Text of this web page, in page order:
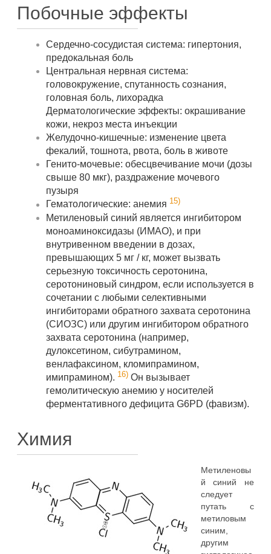
Побочные эффекты
Сердечно-сосудистая система: гипертония,
предокальная боль
Центральная нервная система:
головокружение, спутанность сознания,
головная боль, лихорадка
Дерматологические эффекты: окрашивание
кожи, некроз места инъекции
Желудочно-кишечные: изменение цвета
фекалий, тошнота, рвота, боль в животе
Генито-мочевые: обесцвечивание мочи (дозы
свыше 80 мкг), раздражение мочевого
пузыря
Гематологические: анемия 15)
Метиленовый синий является ингибитором
моноаминоксидазы (ИМАО), и при
внутривенном введении в дозах,
превышающих 5 мг / кг, может вызвать
серьезную токсичность серотонина,
серотониновый синдром, если используется в
сочетании с любыми селективными
ингибиторами обратного захвата серотонина
(СИОЗС) или другим ингибитором обратного
захвата серотонина (например,
дулоксетином, сибутрамином,
венлафаксином, кломипрамином,
имипрамином). 16) Он вызывает
гемолитическую анемию у носителей
ферментативного дефицита G6PD (фавизм).
Химия
Метиленовы
й синий не
следует
путать с
метиловым
синим,
другим